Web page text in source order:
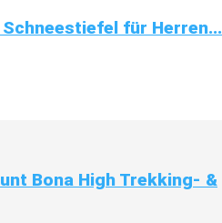
für Herren...
Bona High Trekking- &